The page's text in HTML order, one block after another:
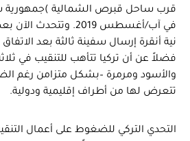
قرب ساحل قبرص الشمالية )جمهورية
في آب/أغسطس 2019.
نية أنقرة إرسال سفينة ثالثة بعد الاتفاق
فضلاً عن أن تركيا تتأهب للتنقيب في
والأسود ومرمرة –بشكل متزامن رغم
تتعرض لها من أطراف إقليمية ودولية.
التحدي التركي للضغوط على أعمال